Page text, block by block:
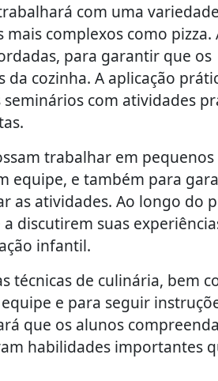
com uma
complexos como pizza.
para garantir que os
cozinha. A aplicação
com atividades
trabalhar em pequenos
equipe, e também para
as atividades. Ao longo do
discutirem suas
infantil.
técnicas de culinária, bem
e para seguir
que os alunos
habilidades importantes